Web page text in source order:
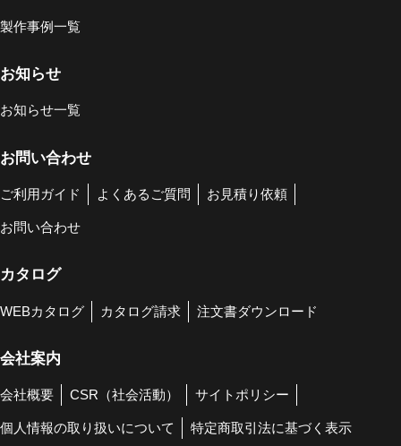
製作事例一覧
お知らせ
お知らせ一覧
お問い合わせ
ご利用ガイド よくあるご質問 お見積り依頼
お問い合わせ
カタログ
WEBカタログ カタログ請求 注文書ダウンロード
会社案内
会社概要 CSR（社会活動） サイトポリシー
個人情報の取り扱いについて 特定商取引法に基づく表示